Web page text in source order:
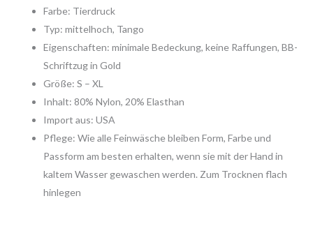
Farbe: Tierdruck
Typ: mittelhoch, Tango
Eigenschaften: minimale Bedeckung, keine Raffungen, BB-
Schriftzug in Gold
Größe: S – XL
Inhalt: 80% Nylon, 20% Elasthan
Import aus: USA
Pflege: Wie alle Feinwäsche bleiben Form, Farbe und
Passform am besten erhalten, wenn sie mit der Hand in
kaltem Wasser gewaschen werden. Zum Trocknen flach
hinlegen